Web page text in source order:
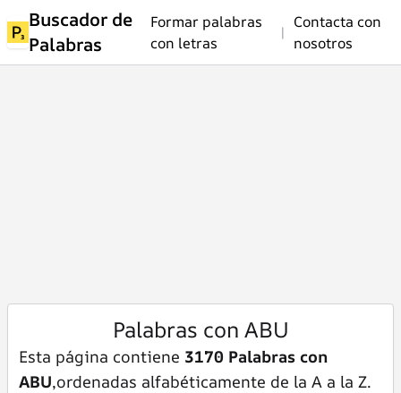
Buscador de
Palabras
Formar palabras
con letras
|
Contacta con
nosotros
Palabras con ABU
Esta página contiene 3170 Palabras con
ABU,ordenadas alfabéticamente de la A a la Z.